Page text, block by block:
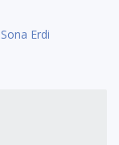
Sona Erdi